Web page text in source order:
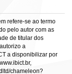
refere-se ao termo
pelo autor com as
de titular dos
a
a disponibilizar por
chameleon?